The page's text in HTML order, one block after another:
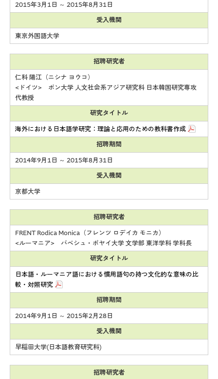
2015年3月1日 ～ 2015年8月31日
受入機関
東京外国語大学
招聘研究者
仁科 陽江（ニシナ ヨウコ）
<ドイツ> ボン大学 人文社会系アジア研究科 日本韓国研究専攻
代教授
研究タイトル
海外における日本語学研究：理論と応用のための教科書作成
招聘期間
2014年9月1日 ～ 2015年8月31日
受入機関
京都大学
招聘研究者
FRENT Rodica Monica（フレンツ ロデイカ モニカ）
<ルーマニア> バベシュ・ボヤイ大学 文学部 東洋学科 学科長
研究タイトル
日本語・ルーマニア語における慣用語句の持つ文化的な意味の比
較・対照研究
招聘期間
2014年9月1日 ～ 2015年2月28日
受入機関
早稲田大学(日本語教育研究科)
招聘研究者